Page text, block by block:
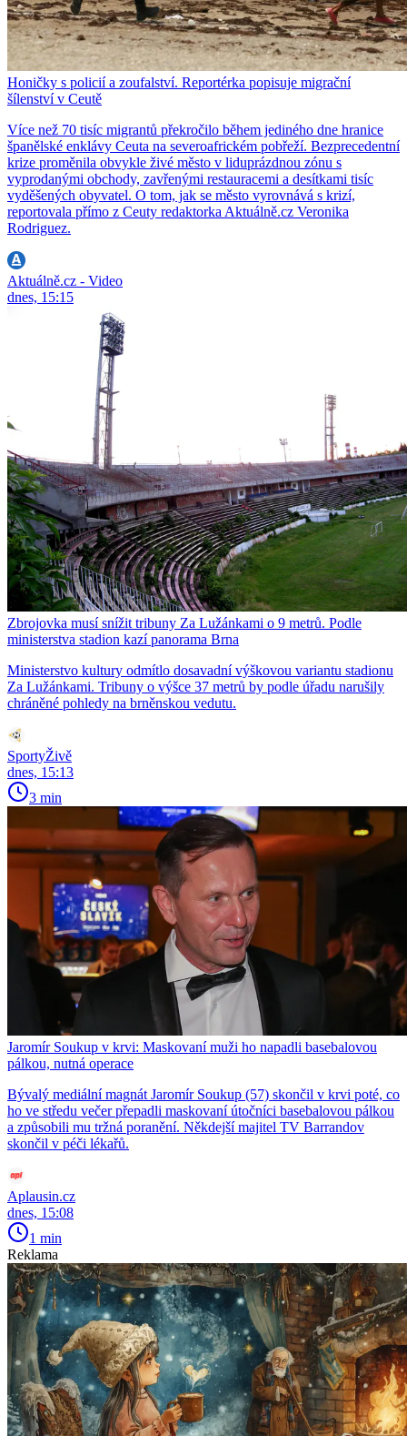
Honičky s policií a zoufalství. Reportérka popisuje migrační
šílenství v Ceutě
Více než 70 tisíc migrantů překročilo během jediného dne hranice
španělské enklávy Ceuta na severoafrickém pobřeží. Bezprecedentní
krize proměnila obvykle živé město v liduprázdnou zónu s
vyprodanými obchody, zavřenými restauracemi a desítkami tisíc
vyděšených obyvatel. O tom, jak se město vyrovnává s krizí,
reportovala přímo z Ceuty redaktorka Aktuálně.cz Veronika
Rodriguez.
Aktuálně.cz - Video
dnes, 15:15
Zbrojovka musí snížit tribuny Za Lužánkami o 9 metrů. Podle
ministerstva stadion kazí panorama Brna
Ministerstvo kultury odmítlo dosavadní výškovou variantu stadionu
Za Lužánkami. Tribuny o výšce 37 metrů by podle úřadu narušily
chráněné pohledy na brněnskou vedutu.
SportyŽivě
dnes, 15:13
3 min
Jaromír Soukup v krvi: Maskovaní muži ho napadli basebalovou
pálkou, nutná operace
Bývalý mediální magnát Jaromír Soukup (57) skončil v krvi poté, co
ho ve středu večer přepadli maskovaní útočníci basebalovou pálkou
a způsobili mu tržná poranění. Někdejší majitel TV Barrandov
skončil v péči lékařů.
Aplausin.cz
dnes, 15:08
1 min
Reklama